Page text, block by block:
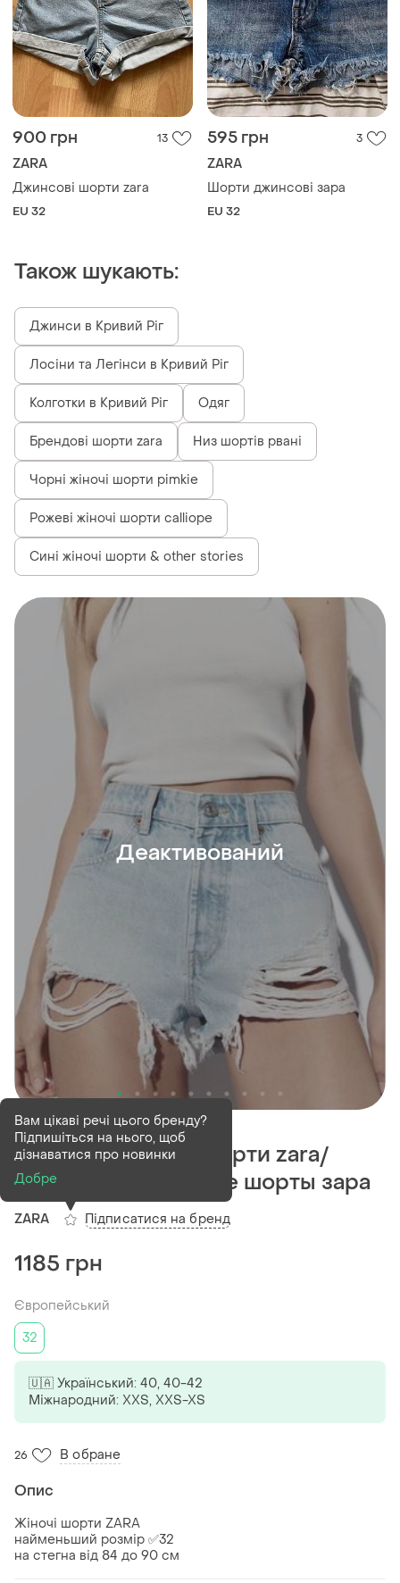
900 грн 13
ZARA
Джинсові шорти zara
EU 32
595 грн 3
ZARA
Шорти джинсові зара
EU 32
Також шукають:
Джинси в Кривий Ріг
Лосіни та Легінси в Кривий Ріг
Колготки в Кривий Ріг Одяг
Брендові шорти zara Низ шортів рвані
Чорні жіночі шорти pimkie
Рожеві жіночі шорти calliope
Сині жіночі шорти & other stories
Деактивований
Деактивований2 шт
Жіночі джинсові шорти zara/
женские джинсовые шорты зара
ZARA
Вам цікаві речі цього бренду?
Підпишіться на нього, щоб
дізнаватися про новинки
Добре
Підписатися на бренд
1185 грн
Європейський
32
🇺🇦 Український: 40, 40-42
Міжнародний: XХS, XXS-XS
26 В обране
Опис
Жіночі шорти ZARA
найменьший розмір ✅32
на стегна від 84 до 90 см